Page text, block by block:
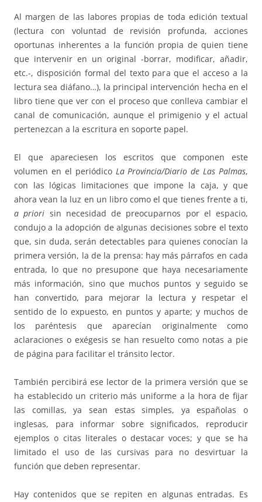
Al margen de las labores propias de toda edición textual
(lectura con voluntad de revisión profunda, acciones
oportunas inherentes a la función propia de quien tiene
que intervenir en un original -borrar, modificar, añadir,
etc.-, disposición formal del texto para que el acceso a la
lectura sea diáfano…), la principal intervención hecha en el
libro tiene que ver con el proceso que conlleva cambiar el
canal de comunicación, aunque el primigenio y el actual
pertenezcan a la escritura en soporte papel.
El que apareciesen los escritos que componen este
volumen en el periódico La Provincia/Diario de Las Palmas,
con las lógicas limitaciones que impone la caja, y que
ahora vean la luz en un libro como el que tienes frente a ti,
a priori sin necesidad de preocuparnos por el espacio,
condujo a la adopción de algunas decisiones sobre el texto
que, sin duda, serán detectables para quienes conocían la
primera versión, la de la prensa: hay más párrafos en cada
entrada, lo que no presupone que haya necesariamente
más información, sino que muchos puntos y seguido se
han convertido, para mejorar la lectura y respetar el
sentido de lo expuesto, en puntos y aparte; y muchos de
los paréntesis que aparecían originalmente como
aclaraciones o exégesis se han resuelto como notas a pie
de página para facilitar el tránsito lector.
También percibirá ese lector de la primera versión que se
ha establecido un criterio más uniforme a la hora de fijar
las comillas, ya sean estas simples, ya españolas o
inglesas, para informar sobre significados, reproducir
ejemplos o citas literales o destacar voces; y que se ha
limitado el uso de las cursivas para no desvirtuar la
función que deben representar.
Hay contenidos que se repiten en algunas entradas. Es